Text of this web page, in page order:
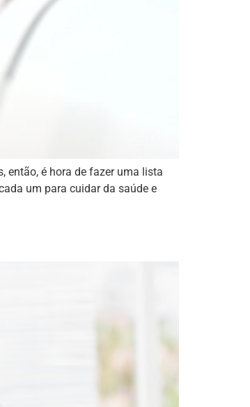
então, é hora de fazer uma lista
um para cuidar da saúde e